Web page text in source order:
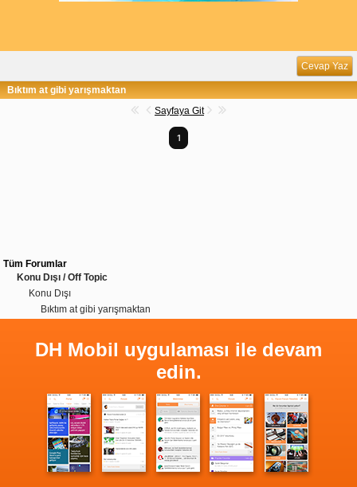
Cevap Yaz
Bıktım at gibi yarışmaktan
Sayfaya Git
1
Tüm Forumlar
Konu Dışı / Off Topic
Konu Dışı
Bıktım at gibi yarışmaktan
DH Mobil uygulaması ile devam
edin.